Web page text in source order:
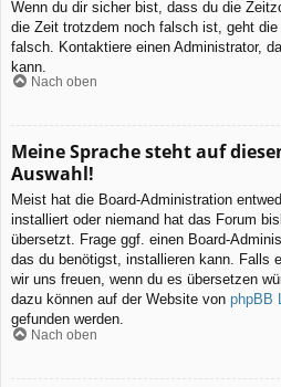
Wenn du dir sicher bist, dass du die
die Zeit trotzdem noch falsch ist, geht
falsch. Kontaktiere einen Administrator,
kann.
Nach oben
Meine Sprache steht auf
Auswahl!
Meist hat die Board-Administration
installiert oder niemand hat das Forum
übersetzt. Frage ggf. einen Board-
das du benötigst, installieren kann. Falls
wir uns freuen, wenn du es übersetzen
dazu können auf der Website von phpBB
gefunden werden.
Nach oben